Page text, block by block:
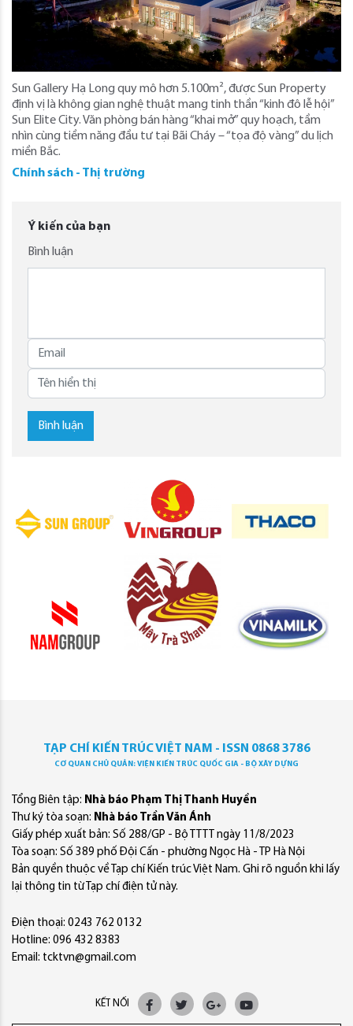
Sun Gallery Hạ Long quy mô hơn 5.100m², được Sun Property
định vị là không gian nghệ thuật mang tinh thần “kinh đô lễ hội”
Sun Elite City. Văn phòng bán hàng “khai mở” quy hoạch, tầm
nhìn cùng tiềm năng đầu tư tại Bãi Cháy – “tọa độ vàng” du lịch
miền Bắc.
Chính sách - Thị trường
Ý kiến của bạn
Bình luận
Bình luận
TẠP CHÍ KIẾN TRÚC VIỆT NAM - ISSN 0868 3786
CƠ QUAN CHỦ QUẢN: VIỆN KIẾN TRÚC QUỐC GIA - BỘ XÂY DỰNG
Tổng Biên tập: Nhà báo Phạm Thị Thanh Huyền
Thư ký tòa soạn: Nhà báo Trần Văn Ánh
Giấy phép xuất bản: Số 288/GP - Bộ TTTT ngày 11/8/2023
Tòa soạn: Số 389 phố Đội Cấn - phường Ngọc Hà - TP Hà Nội
Bản quyền thuộc về Tạp chí Kiến trúc Việt Nam. Ghi rõ nguồn khi lấy
lại thông tin từ Tạp chí điện tử này.
Điện thoại: 0243 762 0132
Hotline: 096 432 8383
Email: tcktvn@gmail.com
KẾT NỐI